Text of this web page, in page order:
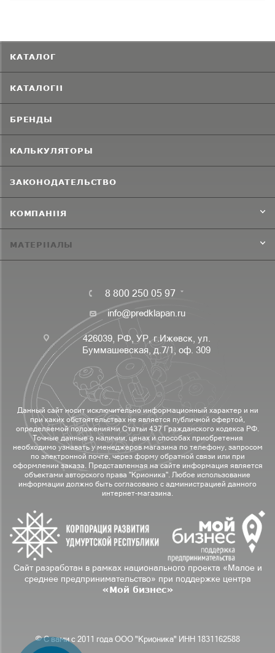
КАТАЛОГ
КАТАЛОГИ
БРЕНДЫ
КАЛЬКУЛЯТОРЫ
ЗАКОНОДАТЕЛЬСТВО
КОМПАНИЯ
МАТЕРИАЛЫ
8 800 250 05 97
info@predklapan.ru
426039, РФ, УР, г.Ижевск, ул.
Буммашевская, д.7/1, оф. 309
Данный сайт носит исключительно информационный характер и ни
при каких обстоятельствах не является публичной офертой,
определяемой положениями Статьи 437 Гражданского кодекса РФ.
Точные данные о наличии, ценах и способах приобретения
необходимо узнавать у менеджеров магазина по телефону, запросом
по электронной почте, через форму обратной связи или при
оформлении заказа. Представленная на сайте информация является
объектами авторского права "Крионика". Любое использование
информации должно быть согласовано с администрацией данного
интернет-магазина.
Сайт разработан в рамках национального проекта «Малое и
среднее предпринимательство» при поддержке центра
«Мой бизнес»
© С вами с 2011 года ООО "Крионика" ИНН 1831162588